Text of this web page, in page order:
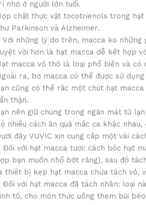
nhớ ở người lớn tuổi.
chất thực vật tocotrienols trong
Parkinson và Alzheimer.
Với những lý do trên, macca ko
vời hơn là hạt macca dễ kết hợp
macca vỏ thô là loại phổ biến và có
ra, bơ macca có thể được sử
cũng có thể rắc một chút hạt
thận.
nên giữ chúng trong ngăn mát tủ
nhiều cách ăn quả mắc ca khác
đây VUVIC xin cung cấp một vài
Đối với hạt macca tươi: cách bóc hạt
bạn muốn nhổ bớt răng), sau đó
thiết bị kẹp hạt macca chưa tách vỏ,
Đối với hạt macca đã tách nhân: loại
tố, cho món thức uống them bùi